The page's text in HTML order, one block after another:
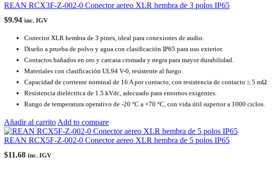
REAN RCX3F-Z-002-0 Conector aereo XLR hembra de 3 polos IP65
$9.94 inc. IGV
Conector XLR hembra de 3 pines, ideal para conexiones de audio.
Diseño a prueba de polvo y agua con clasificación IP65 para uso exterior.
Contactos bañados en oro y carcasa cromada y negra para mayor durabilidad.
Materiales con clasificación UL94 V-0, resistente al fuego.
Capacidad de corriente nominal de 16 A por contacto, con resistencia de contacto ≤ 5 mΩ.
Resistencia dieléctrica de 1.5 kVdc, adecuado para entornos exigentes.
Rango de temperatura operativo de -20 °C a +70 °C, con vida útil superior a 1000 ciclos.
Añadir al carrito Add to compare
REAN RCX5F-Z-002-0 Conector aereo XLR hembra de 5 polos IP65
$11.68 inc. IGV